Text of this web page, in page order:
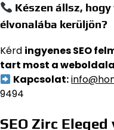
Készen állsz,
élvonalába kerüljön?
Kérd ingyenes SEO
tart most a
Kapcsolat:
9494
SEO Zirc